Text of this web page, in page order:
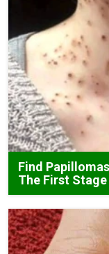
Find
The First Stage